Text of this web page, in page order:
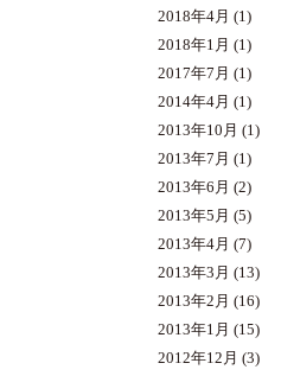
2018年4月 (1)
2018年1月 (1)
2017年7月 (1)
2014年4月 (1)
2013年10月 (1)
2013年7月 (1)
2013年6月 (2)
2013年5月 (5)
2013年4月 (7)
2013年3月 (13)
2013年2月 (16)
2013年1月 (15)
2012年12月 (3)